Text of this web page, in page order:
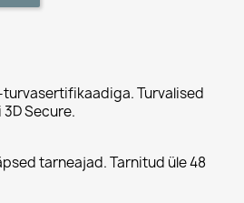
turvasertifikaadiga. Turvalised
Secure.
tarneajad. Tarnitud üle 48